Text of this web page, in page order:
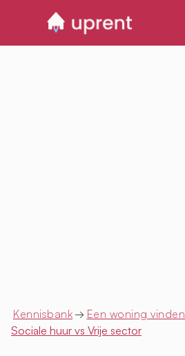
Kennisbank → Een woning vinden
Sociale huur vs Vrije sector